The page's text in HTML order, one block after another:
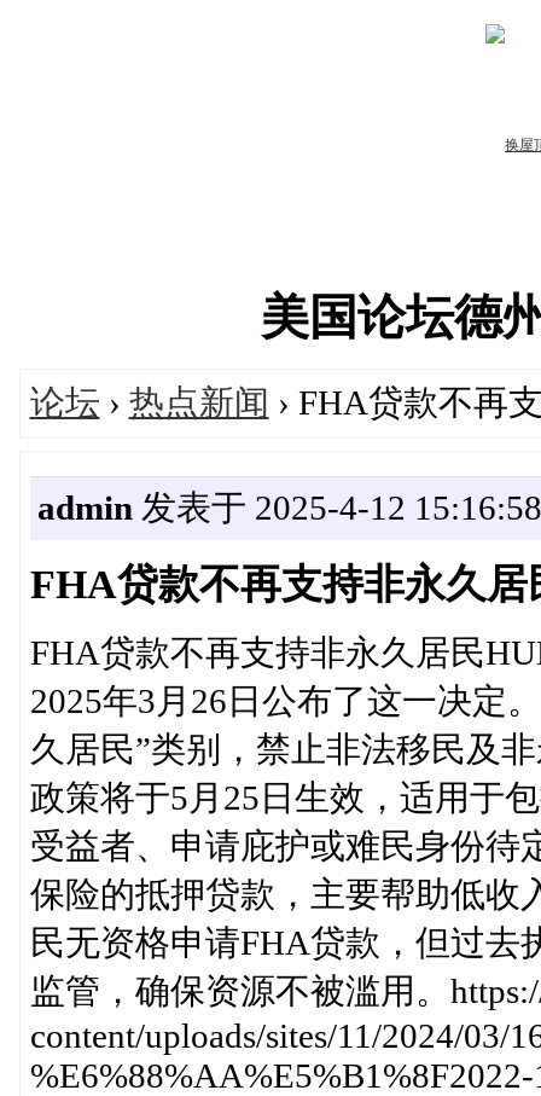
美国论坛德
论坛 › 热点新闻 › FHA贷款不再
admin 发表于 2025-4-12 15:16:58
FHA贷款不再支持非永久居
FHA贷款不再支持非永久居民
2025年3月26日公布了这一决定
久居民”类别，禁止非法移民及
政策将于5月25日生效，适用于
受益者、申请庇护或难民身份待
保险的抵押贷款，主要帮助低收
民无资格申请FHA贷款，但过
监管，确保资源不被滥用。
content/uploads/sites/11/2024/03/